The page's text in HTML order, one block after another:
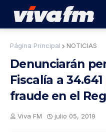
Página Principal NOTICIAS
Denunciarán
Fiscalía a
fraude en el
Viva FM julio 05, 2019